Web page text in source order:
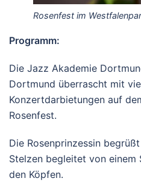
Rosenfest im
Programm:
Die Jazz Akademie
Dortmund überrascht mit
Konzertdarbietungen auf
Rosenfest.
Die Rosenprinzessin
Stelzen begleitet von
den Köpfen.